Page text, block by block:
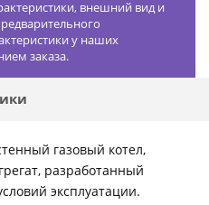
внешний вид и
у наших
заказа.
газовый котел,
разработанный
эксплуатации.